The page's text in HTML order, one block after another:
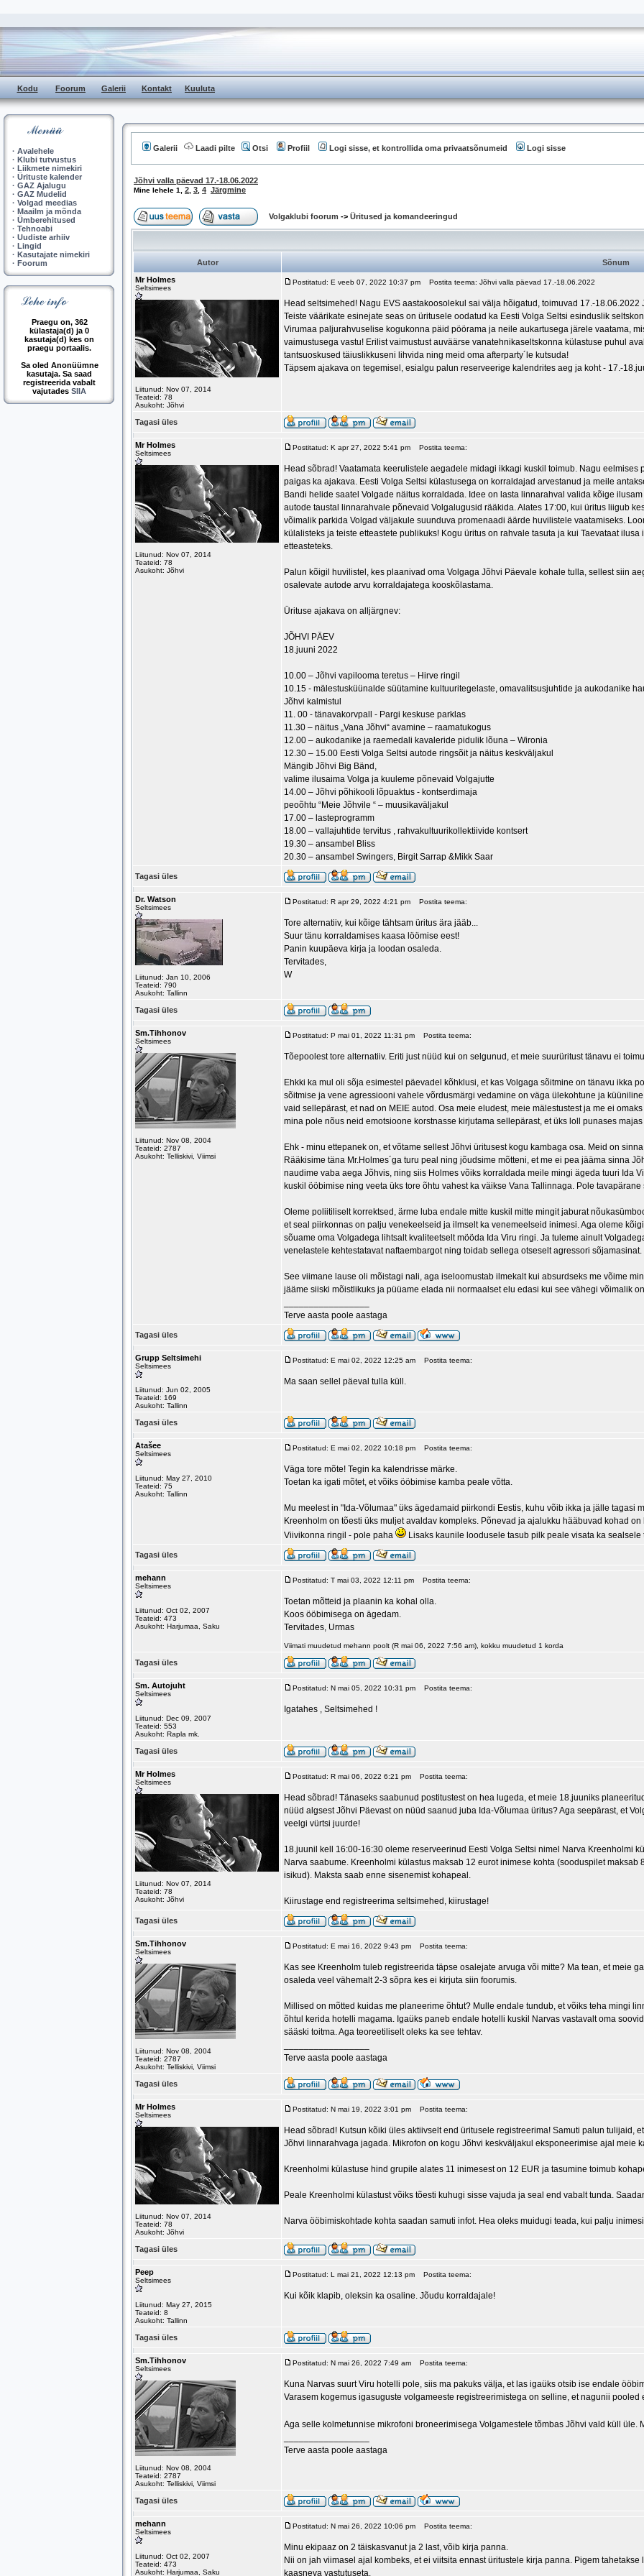
Kodu Foorum Galerii Kontakt Kuuluta
· Avalehele
· Klubi tutvustus
· Liikmete nimekiri
· Ürituste kalender
· GAZ Ajalugu
· GAZ Mudelid
· Volgad meedias
· Maailm ja mõnda
· Ümberehitused
· Tehnoabi
· Uudiste arhiiv
· Lingid
· Kasutajate nimekiri
· Foorum
Praegu on, 362
külastaja(d) ja 0
kasutaja(d) kes on
praegu portaalis.
Sa oled Anonüümne
kasutaja. Sa saad
registreerida vabalt
vajutades SIIA
Galerii Laadi pilte Otsi Profiil Logi sisse, et kontrollida oma privaatsõnumeid Logi sisse
Jõhvi valla päevad 17.-18.06.2022
Mine lehele 1 2 3 4 Järgmine
Volgaklubi foorum -> Üritused ja komandeeringud
Autor
Sõnum
Mr Holmes
Seltsimees
Liitunud: Nov 07, 2014
Teateid: 78
Asukoht: Jõhvi
Postitatud: E veeb 07, 2022 10:37 pm Postita teema: Jõhvi valla päevad 17.-18.06.2022
Head seltsimehed! Nagu EVS aastakoosolekul sai välja hõigatud, toimuvad 17.-
Teiste väärikate esinejate seas on üritusele oodatud ka Eesti Volga Seltsi esinduslik
Virumaa paljurahvuselise kogukonna päid pöörama ja neile aukartusega järele vaatama,
vaimustusega vastu! Erilist vaimustust auväärse vanatehnikaseltskonna külastuse puhul
tantsuoskused täiuslikkuseni lihvida ning meid oma afterparty´le kutsuda!
Täpsem ajakava on tegemisel, esialgu palun reserveerige kalendrites aeg ja koht - 17.-
Tagasi üles
Mr Holmes
Seltsimees
Liitunud: Nov 07, 2014
Teateid: 78
Asukoht: Jõhvi
Postitatud: K apr 27, 2022 5:41 pm Postita teema:
Head sõbrad! Vaatamata keerulistele aegadele midagi ikkagi kuskil toimub. Nagu
paigas ka ajakava. Eesti Volga Seltsi külastusega on korraldajad arvestanud ja meile
Bandi helide saatel Volgade näitus korraldada. Idee on lasta linnarahval valida kõige
autode taustal linnarahvale põnevaid Volgalugusid rääkida. Alates 17:00, kui üritus liigub
võimalik parkida Volgad väljakule suunduva promenaadi äärde huvilistele vaatamiseks.
külalisteks ja teiste etteastete publikuks! Kogu üritus on rahvale tasuta ja kui Taevataat
etteasteteks.
Palun kõigil huvilistel, kes plaanivad oma Volgaga Jõhvi Päevale kohale tulla, sellest siin
osalevate autode arvu korraldajatega kooskõlastama.
Ürituse ajakava on alljärgnev:
JÕHVI PÄEV
18.juuni 2022
10.00 – Jõhvi vapilooma teretus – Hirve ringil
10.15 - mälestusküünalde süütamine kultuuritegelaste, omavalitsusjuhtide ja aukodanike
Jõhvi kalmistul
11. 00 - tänavakorvpall - Pargi keskuse parklas
11.30 – näitus „Vana Jõhvi“ avamine – raamatukogus
12.00 – aukodanike ja raemedali kavaleride pidulik lõuna – Wironia
12.30 – 15.00 Eesti Volga Seltsi autode ringsõit ja näitus keskväljakul
Mängib Jõhvi Big Bänd,
valime ilusaima Volga ja kuuleme põnevaid Volgajutte
14.00 – Jõhvi põhikooli lõpuaktus - kontserdimaja
peoõhtu “Meie Jõhvile “ – muusikaväljakul
17.00 – lasteprogramm
18.00 – vallajuhtide tervitus , rahvakultuurikollektiivide kontsert
19.30 – ansambel Bliss
20.30 – ansambel Swingers, Birgit Sarrap &Mikk Saar
Tagasi üles
Dr. Watson
Seltsimees
Liitunud: Jan 10, 2006
Teateid: 790
Asukoht: Tallinn
Postitatud: R apr 29, 2022 4:21 pm Postita teema:
Tore alternatiiv, kui kõige tähtsam üritus ära jääb...
Suur tänu korraldamises kaasa löömise eest!
Panin kuupäeva kirja ja loodan osaleda.
Tervitades,
W
Tagasi üles
Sm.Tihhonov
Seltsimees
Liitunud: Nov 08, 2004
Teateid: 2787
Asukoht: Telliskivi, Viimsi
Postitatud: P mai 01, 2022 11:31 pm Postita teema:
Tõepoolest tore alternatiiv. Eriti just nüüd kui on selgunud, et meie suurüritust tänavu ei
Ehkki ka mul oli sõja esimestel päevadel kõhklusi, et kas Volgaga sõitmine on tänavu ikka
sõitmise ja vene agressiooni vahele võrdusmärgi vedamine on väga ülekohtune ja
vaid sellepärast, et nad on MEIE autod. Osa meie eludest, meie mälestustest ja me ei
mina pole nõus neid emotsioone korstnasse kirjutama sellepärast, et üks loll punases
Ehk - minu ettepanek on, et võtame sellest Jõhvi üritusest kogu kambaga osa. Meid on
Rääkisime täna Mr.Holmes´ga turu peal ning jõudsime mõtteni, et me ei pea jääma sinna
naudime vaba aega Jõhvis, ning siis Holmes võiks korraldada meile mingi ägeda tuuri Ida
kuskil ööbimise ning veeta üks tore õhtu vahest ka väikse Vana Tallinnaga. Pole
Oleme poliitiliselt korrektsed, ärme luba endale mitte kuskil mitte mingit jaburat
et seal piirkonnas on palju venekeelseid ja ilmselt ka venemeelseid inimesi. Aga oleme
sõuame oma Volgadega lihtsalt kvaliteetselt mööda Ida Viru ringi. Ja tuleme ainult
venelastele kehtestatavat naftaembargot ning toidab sellega otseselt agressori sõjamasinat.
See viimane lause oli mõistagi nali, aga iseloomustab ilmekalt kui absurdseks me võime
jääme siiski mõistlikuks ja püüame elada nii normaalset elu edasi kui see vähegi võimalik
Terve aasta poole aastaga
Tagasi üles
Grupp Seltsimehi
Seltsimees
Liitunud: Jun 02, 2005
Teateid: 169
Asukoht: Tallinn
Postitatud: E mai 02, 2022 12:25 am Postita teema:
Ma saan sellel päeval tulla küll.
Tagasi üles
Atašee
Seltsimees
Liitunud: May 27, 2010
Teateid: 75
Asukoht: Tallinn
Postitatud: E mai 02, 2022 10:18 pm Postita teema:
Väga tore mõte! Tegin ka kalendrisse märke.
Toetan ka igati mõtet, et võiks ööbimise kamba peale võtta.
Mu meelest in "Ida-Võlumaa" üks ägedamaid piirkondi Eestis, kuhu võib ikka ja jälle tagasi
Kreenholm on tõesti üks muljet avaldav kompleks. Põnevad ja ajalukku hääbuvad kohad
Viivikonna ringil - pole paha
Lisaks kaunile loodusele tasub pilk peale visata ka sealsele
Tagasi üles
mehann
Seltsimees
Liitunud: Oct 02, 2007
Teateid: 473
Asukoht: Harjumaa, Saku
Postitatud: T mai 03, 2022 12:11 pm Postita teema:
Toetan mõtteid ja plaanin ka kohal olla.
Koos ööbimisega on ägedam.
Tervitades, Urmas
Viimati muudetud mehann poolt (R mai 06, 2022 7:56 am), kokku muudetud 1 korda
Tagasi üles
Sm. Autojuht
Seltsimees
Liitunud: Dec 09, 2007
Teateid: 553
Asukoht: Rapla mk.
Postitatud: N mai 05, 2022 10:31 pm Postita teema:
Igatahes , Seltsimehed !
Tagasi üles
Mr Holmes
Seltsimees
Liitunud: Nov 07, 2014
Teateid: 78
Asukoht: Jõhvi
Postitatud: R mai 06, 2022 6:21 pm Postita teema:
Head sõbrad! Tänaseks saabunud postitustest on hea lugeda, et meie 18.juuniks
nüüd algsest Jõhvi Päevast on nüüd saanud juba Ida-Võlumaa üritus? Aga seepärast, et
veelgi vürtsi juurde!
18.juunil kell 16:00-16:30 oleme reserveerinud Eesti Volga Seltsi nimel Narva Kreenholmi
Narva saabume. Kreenholmi külastus maksab 12 eurot inimese kohta (sooduspilet
isikud). Maksta saab enne sisenemist kohapeal.
Kiirustage end registreerima seltsimehed, kiirustage!
Tagasi üles
Sm.Tihhonov
Seltsimees
Liitunud: Nov 08, 2004
Teateid: 2787
Asukoht: Telliskivi, Viimsi
Postitatud: E mai 16, 2022 9:43 pm Postita teema:
Kas see Kreenholm tuleb registreerida täpse osalejate arvuga või mitte? Ma tean, et meie
osaleda veel vähemalt 2-3 sõpra kes ei kirjuta siin foorumis.
Millised on mõtted kuidas me planeerime õhtut? Mulle endale tundub, et võiks teha mingi
õhtul kerida hotelli magama. Igaüks paneb endale hotelli kuskil Narvas vastavalt oma
sääski toitma. Aga teoreetiliselt oleks ka see tehtav.
Terve aasta poole aastaga
Tagasi üles
Mr Holmes
Seltsimees
Liitunud: Nov 07, 2014
Teateid: 78
Asukoht: Jõhvi
Postitatud: N mai 19, 2022 3:01 pm Postita teema:
Head sõbrad! Kutsun kõiki üles aktiivselt end üritusele registreerima! Samuti palun tulijaid,
Jõhvi linnarahvaga jagada. Mikrofon on kogu Jõhvi keskväljakul eksponeerimise ajal meie
Kreenholmi külastuse hind grupile alates 11 inimesest on 12 EUR ja tasumine toimub
Peale Kreenholmi külastust võiks tõesti kuhugi sisse vajuda ja seal end vabalt tunda.
Narva ööbimiskohtade kohta saadan samuti infot. Hea oleks muidugi teada, kui palju
Tagasi üles
Peep
Seltsimees
Liitunud: May 27, 2015
Teateid: 8
Asukoht: Tallinn
Postitatud: L mai 21, 2022 12:13 pm Postita teema:
Kui kõik klapib, oleksin ka osaline. Jõudu korraldajale!
Tagasi üles
Sm.Tihhonov
Seltsimees
Liitunud: Nov 08, 2004
Teateid: 2787
Asukoht: Telliskivi, Viimsi
Postitatud: N mai 26, 2022 7:49 am Postita teema:
Kuna Narvas suurt Viru hotelli pole, siis ma pakuks välja, et las igaüks otsib ise endale
Varasem kogemus igasuguste volgameeste registreerimistega on selline, et nagunii
Aga selle kolmetunnise mikrofoni broneerimisega Volgamestele tõmbas Jõhvi vald küll
Terve aasta poole aastaga
Tagasi üles
mehann
Seltsimees
Liitunud: Oct 02, 2007
Teateid: 473
Asukoht: Harjumaa, Saku
Postitatud: N mai 26, 2022 10:06 pm Postita teema:
Minu ekipaaz on 2 täiskasvanut ja 2 last, võib kirja panna.
Nii on jah viimasel ajal kombeks, et ei viitsita ennast üritustele kirja panna. Pigem
kaasneva vastutuseta.